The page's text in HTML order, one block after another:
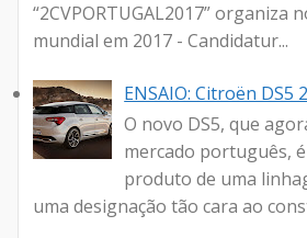
“2CVPORTUGAL2017” organiza
mundial em 2017 - Candidatur...
ENSAIO: Citroën DS5
O novo DS5, que
mercado português,
produto de uma
uma designação tão cara ao